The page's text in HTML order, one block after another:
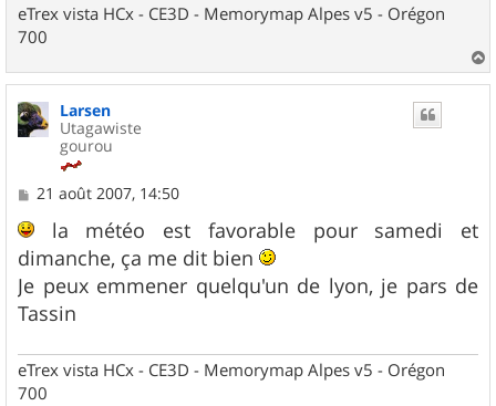
eTrex vista HCx - CE3D - Memorymap Alpes v5 - Orégon
700
a
Larsen
Utagawiste
gourou
M
s
a
g
e
21 août 2007, 14:50
la météo est favorable pour samedi et
dimanche, ça me dit bien
Je peux emmener quelqu'un de lyon, je pars de
Tassin
eTrex vista HCx - CE3D - Memorymap Alpes v5 - Orégon
700